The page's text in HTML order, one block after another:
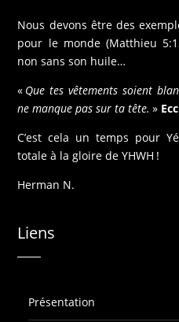
Nous devons être des
pour le monde (Matthieu
non sans son huile…
« Que tes vêtements soient
ne manque pas sur ta tête. »
C’est cela un temps pour
totale à la gloire de YHWH !
Herman N.
Liens
Présentation